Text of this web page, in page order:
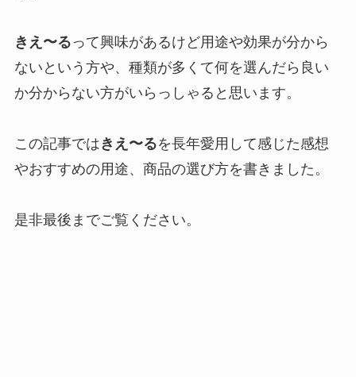
きえ〜るって興味があるけど用途や効果が分から
ないという方や、種類が多くて何を選んだら良い
か分からない方がいらっしゃると思います。
この記事ではきえ〜るを長年愛用して感じた感想
やおすすめの用途、商品の選び方を書きました。
是非最後までご覧ください。